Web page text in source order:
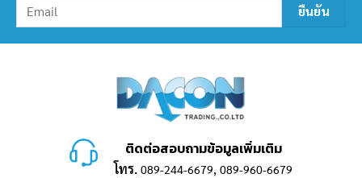
ติดต่อสอบถามข้อมูลเพิ่มเติม
โทร. 089-244-6679, 089-960-6679